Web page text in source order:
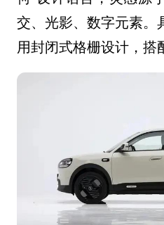
交、光影、数字元素。
用封闭式格栅设计， 搭